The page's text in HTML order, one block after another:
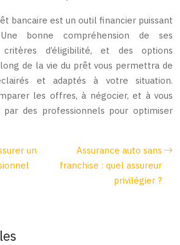
bancaire est un outil financier puissant
bonne compréhension de ses
critères d’éligibilité, et des options
de la vie du prêt vous permettra de
et adaptés à votre situation.
les offres, à négocier, et à vous
par des professionnels pour optimiser
un
Assurance auto sans
franchise : quel assureur
privilégier ?